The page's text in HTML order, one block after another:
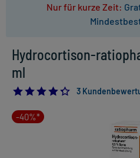
Nur für kurze Zeit:
Hydrocortison-
ml
4.333333333333333
3
-40%*